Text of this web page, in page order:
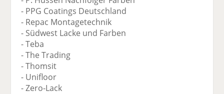
- PPG Coatings Deutschland
- Repac Montagetechnik
- Südwest Lacke und Farben
- Teba
- The Trading
- Thomsit
- Unifloor
- Zero-Lack